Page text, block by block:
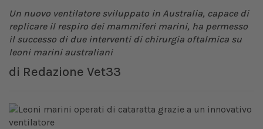
Un nuovo ventilatore sviluppato in Australia, capace di
replicare il respiro dei mammiferi marini, ha permesso
il successo di due interventi di chirurgia oftalmica su
leoni marini australiani
di Redazione Vet33